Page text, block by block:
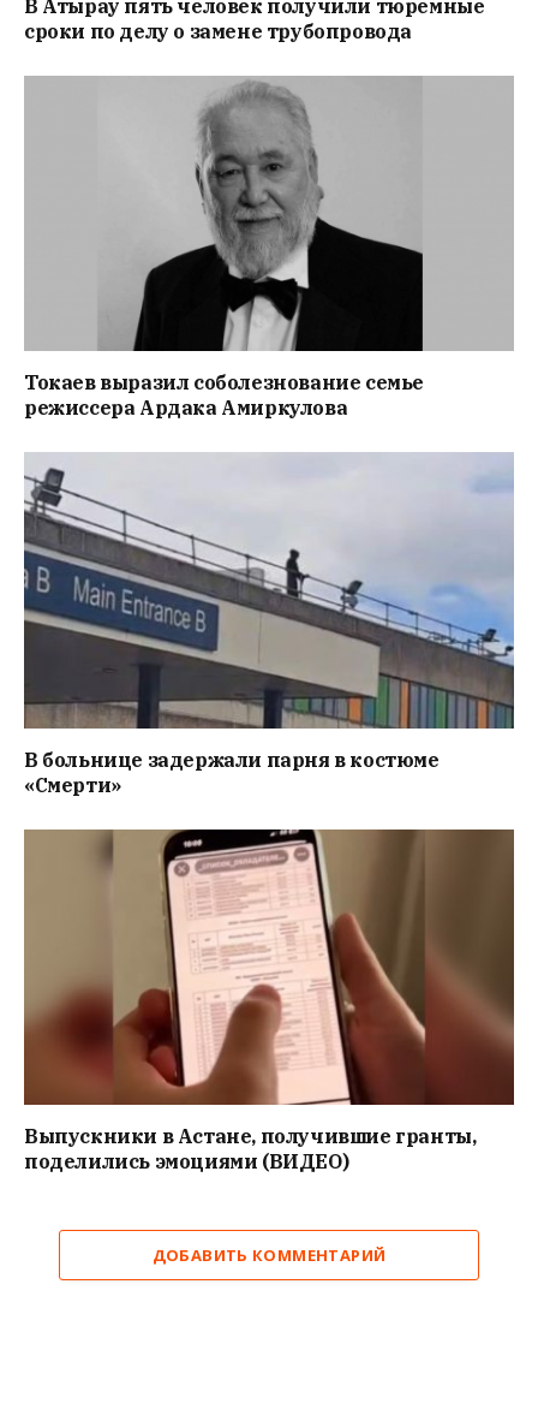
В Атырау пять человек получили тюремные
сроки по делу о замене трубопровода
Токаев выразил соболезнование семье
режиссера Ардака Амиркулова
В больнице задержали парня в костюме
«Смерти»
Выпускники в Астане, получившие гранты,
поделились эмоциями (ВИДЕО)
ДОБАВИТЬ КОММЕНТАРИЙ